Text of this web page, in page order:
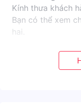
Kính thưa khách
Bạn có thể xem
hai.
Chúng tôi rất vui
Loại sản phẩm: